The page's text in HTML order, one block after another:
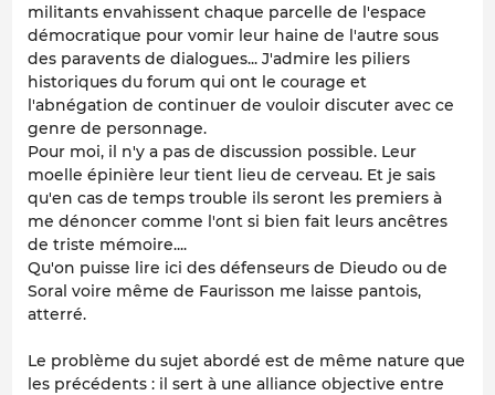
militants envahissent chaque parcelle de l'espace
démocratique pour vomir leur haine de l'autre sous
des paravents de dialogues... J'admire les piliers
historiques du forum qui ont le courage et
l'abnégation de continuer de vouloir discuter avec ce
genre de personnage.
Pour moi, il n'y a pas de discussion possible. Leur
moelle épinière leur tient lieu de cerveau. Et je sais
qu'en cas de temps trouble ils seront les premiers à
me dénoncer comme l'ont si bien fait leurs ancêtres
de triste mémoire....
Qu'on puisse lire ici des défenseurs de Dieudo ou de
Soral voire même de Faurisson me laisse pantois,
atterré.
Le problème du sujet abordé est de même nature que
les précédents : il sert à une alliance objective entre